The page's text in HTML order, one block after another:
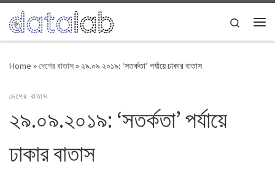
Skip to content
Search
Home »দেশের বাতাস»২৯.০৯.২০১৯: ‘সতর্কতা’ পর্যায়ে ঢাকার বাতাস
দেশের বাতাস
২৯.০৯.২০১৯: ‘সতর্কতা’ পর্যায়ে
ঢাকার বাতাস